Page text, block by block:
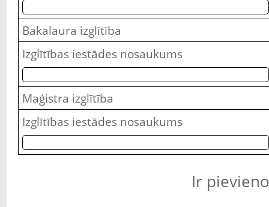
Bakalaura izglītība
Izglītības iestādes nosaukums
Maģistra izglītība
Izglītības iestādes nosaukums
Ir